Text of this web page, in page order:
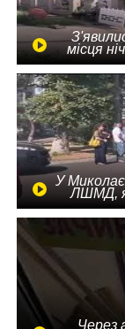
місця
У
ЛШМД,
Через